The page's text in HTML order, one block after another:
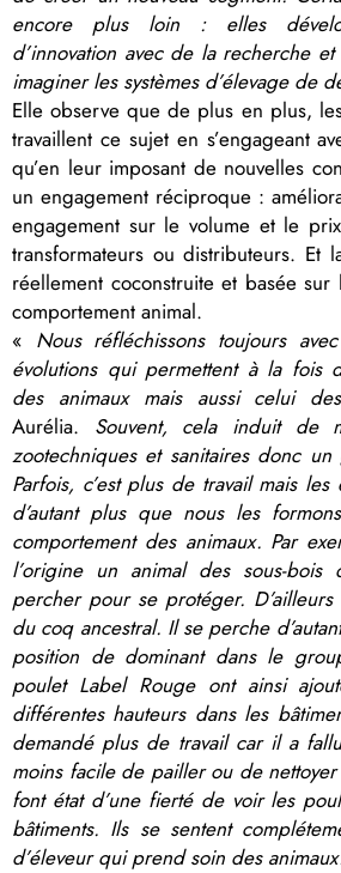
encore plus loin : elles
d’innovation avec de la recherche
imaginer les systèmes d’élevage de
Elle observe que de plus en plus,
travaillent ce sujet en s’engageant
qu’en leur imposant de nouvelles
un engagement réciproque :
engagement sur le volume et le
transformateurs ou distributeurs. Et
réellement coconstruite et basée
comportement animal.
« Nous réfléchissons toujours
évolutions qui permettent à la fois
des animaux mais aussi celui
Aurélia. Souvent, cela induit de
zootechniques et sanitaires donc
Parfois, c’est plus de travail mais
d’autant plus que nous les
comportement des animaux. Par
l’origine un animal des sous-
percher pour se protéger. D’ailleurs
du coq ancestral. Il se perche
position de dominant dans le
poulet Label Rouge ont ainsi
différentes hauteurs dans les
demandé plus de travail car il a
moins facile de pailler ou de
font état d’une fierté de voir les
bâtiments. Ils se sentent
d’éleveur qui prend soin des